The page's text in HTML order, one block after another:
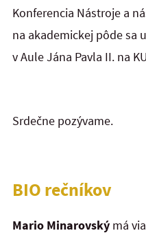
Konferencia Nástroje a
na akademickej pôde sa
v Aule Jána Pavla II. na
Srdečne pozývame.
BIO rečníkov
Mario Minarovský má